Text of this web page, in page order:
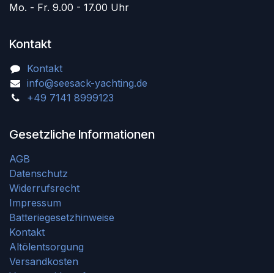
Mo. - Fr. 9.00 - 17.00 Uhr
Kontakt
Kontakt
info@seesack-yachting.de
+49 7141 8999123
Gesetzliche Informationen
AGB
Datenschutz
Widerrufsrecht
Impressum
Batteriegesetzhinweise
Kontakt
Altölentsorgung
Versandkosten